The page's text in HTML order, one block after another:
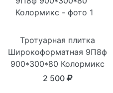
Тротуарная плитка
Широкоформатная 9П8ф
900*300*80 Колормикс
2 500